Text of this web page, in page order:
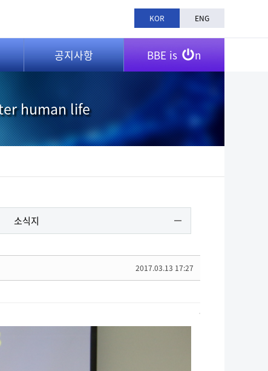
KOR ENG
공지사항 BBE is n
human life
소식지
2017.03.13 17:27